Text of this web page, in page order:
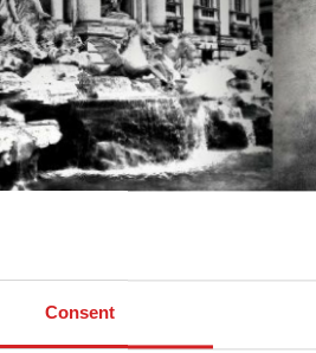
Consent